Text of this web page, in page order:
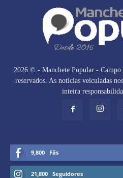
2026 © - Manchete Popular -
reservados. As notícias veiculadas
inteira
9,800 Fãs
21,800 Seguidores